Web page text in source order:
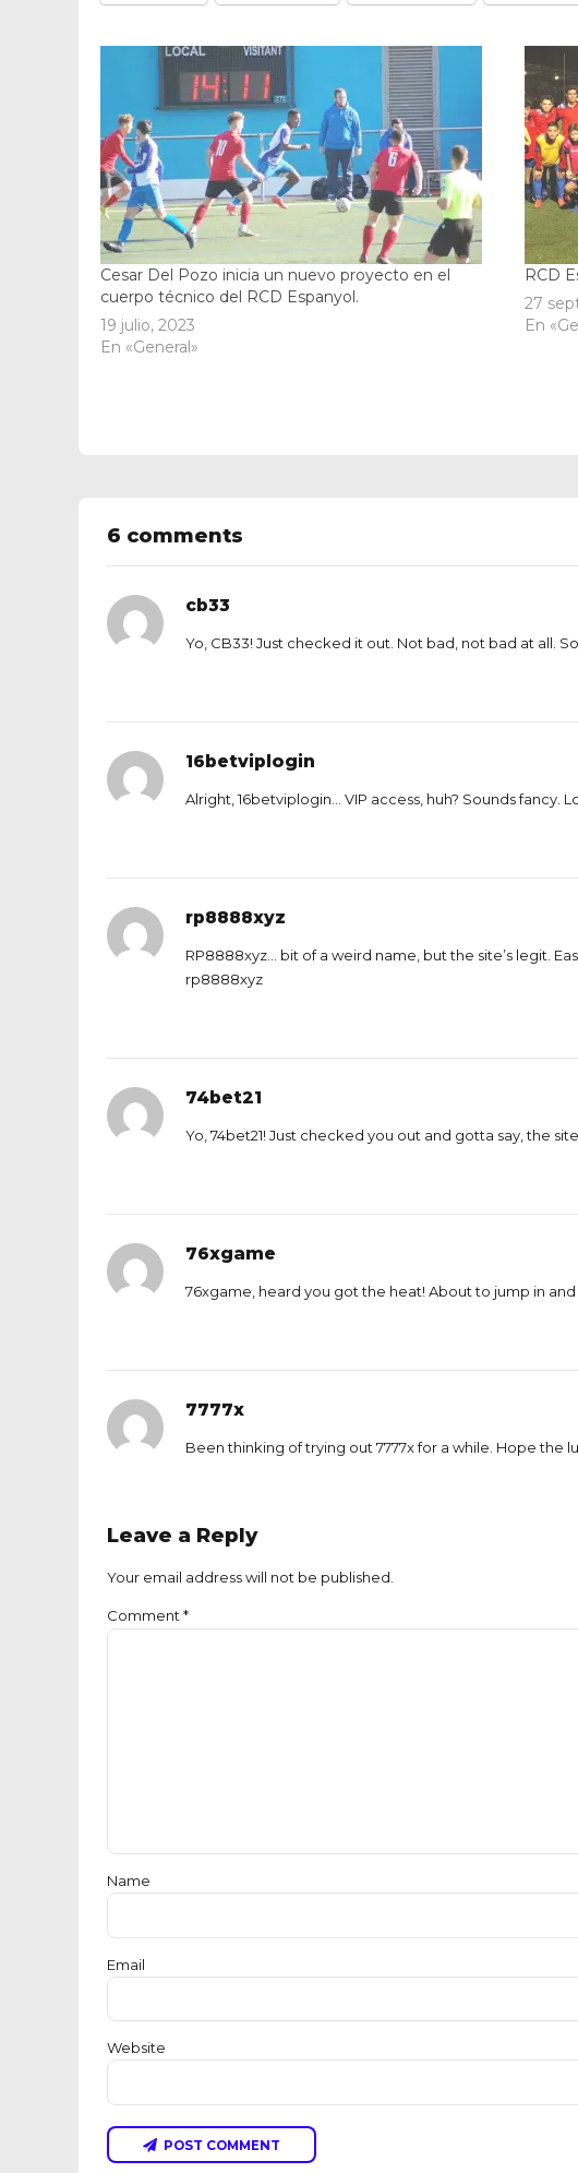
Cesar Del Pozo inicia un nuevo proyecto en el
cuerpo técnico del RCD Espanyol.
19 julio, 2023
En «General»
RCD
27
En
6 comments
cb33
Yo, CB33! Just checked it out. Not bad, not bad at all.
16betviplogin
Alright, 16betviplogin… VIP access, huh? Sounds fancy.
rp8888xyz
RP8888xyz… bit of a weird name, but the site’s legit.
rp8888xyz
74bet21
Yo, 74bet21! Just checked you out and gotta say, the
76xgame
76xgame, heard you got the heat! About to jump in
7777x
Been thinking of trying out 7777x for a while. Hope the
Leave a Reply
Your email address will not be published.
Comment*
Name
Email
Website
POST COMMENT